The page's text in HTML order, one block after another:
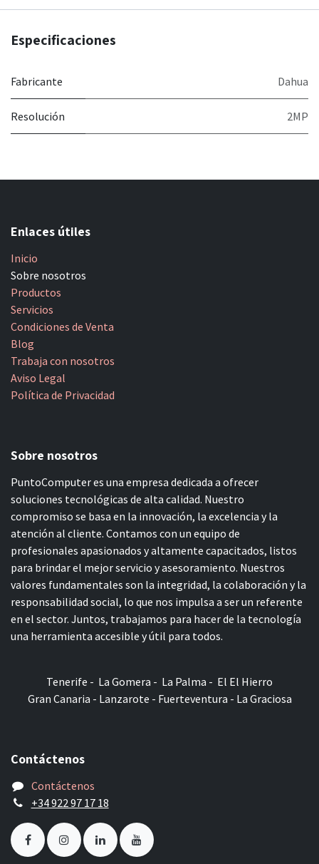
Especificaciones
Fabricante Dahua
Resolución 2MP
Enlaces útiles
Inicio
Sobre nosotros
Productos
Servicios
Condiciones de Venta
Blog
Trabaja con nosotros
Aviso Legal
Política de Privacidad
Sobre nosotros
PuntoComputer es una empresa dedicada a ofrecer
soluciones tecnológicas de alta calidad. Nuestro
compromiso se basa en la innovación, la excelencia y la
atención al cliente. Contamos con un equipo de
profesionales apasionados y altamente capacitados, listos
para brindar el mejor servicio y asesoramiento. Nuestros
valores fundamentales son la integridad, la colaboración y la
responsabilidad social, lo que nos impulsa a ser un referente
en el sector. Juntos, trabajamos para hacer de la tecnología
una herramienta accesible y útil para todos.
Tenerife - La Gomera - La Palma - El El Hierro
Gran Canaria - Lanzarote - Fuerteventura - La Graciosa
Contáctenos
Contáctenos
+34 922 97 17 18